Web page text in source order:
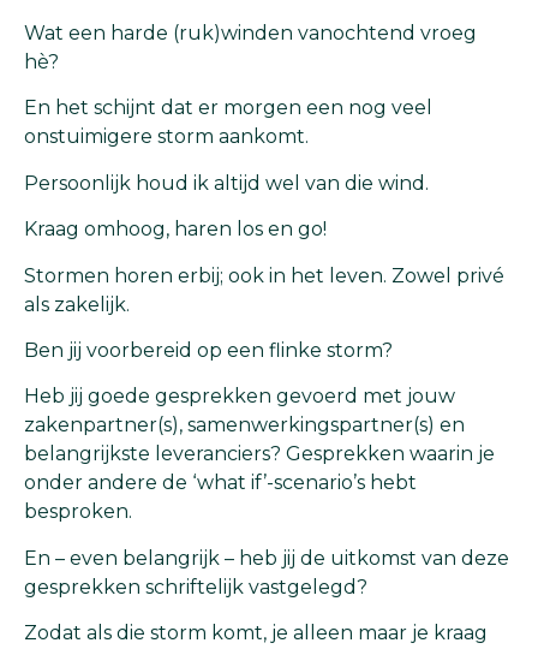
Wat een harde (ruk)winden vanochtend vroeg
hè?
En het schijnt dat er morgen een nog veel
onstuimigere storm aankomt.
Persoonlijk houd ik altijd wel van die wind.
Kraag omhoog, haren los en go!
Stormen horen erbij; ook in het leven. Zowel privé
als zakelijk.
Ben jij voorbereid op een flinke storm?
Heb jij goede gesprekken gevoerd met jouw
zakenpartner(s), samenwerkingspartner(s) en
belangrijkste leveranciers? Gesprekken waarin je
onder andere de ‘what if’-scenario’s hebt
besproken.
En – even belangrijk – heb jij de uitkomst van deze
gesprekken schriftelijk vastgelegd?
Zodat als die storm komt, je alleen maar je kraag